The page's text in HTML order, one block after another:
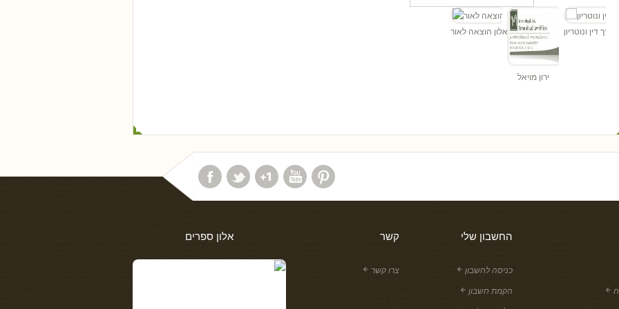
אלון הוצאה לאור
ירון מויאל
- עורך דין ונוטריון
אלון ספרים קשר
צרו קשר
החשבון שלי
כניסה לחשבון
הקמת חשבון